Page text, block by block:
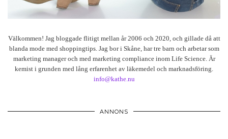
Välkommen! Jag bloggade flitigt mellan år 2006 och 2020, och gillade då att
blanda mode med shoppingtips. Jag bor i Skåne, har tre barn och arbetar som
marketing manager och med marketing compliance inom Life Science. Är
kemist i grunden med lång erfarenhet av läkemedel och marknadsföring.
info@kathe.nu
ANNONS